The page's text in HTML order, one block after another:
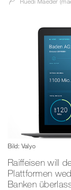
Bild: Valyo
Raiffeisen will
Plattformen
Banken